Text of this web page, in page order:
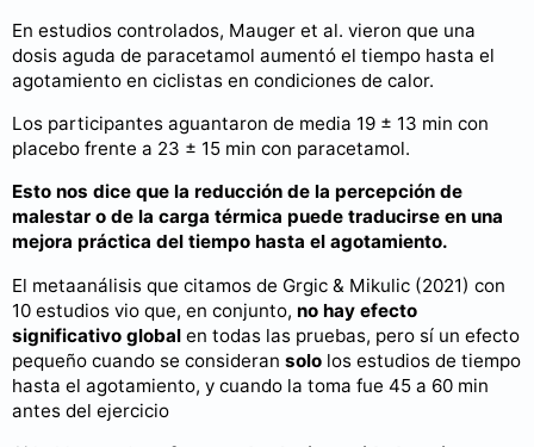
En estudios controlados, Mauger et al. vieron que una
dosis aguda de paracetamol aumentó el tiempo hasta el
agotamiento en ciclistas en condiciones de calor.
Los participantes aguantaron de media 19 ± 13 min con
placebo frente a 23 ± 15 min con paracetamol.
Esto nos dice que la reducción de la percepción de
malestar o de la carga térmica puede traducirse en una
mejora práctica del tiempo hasta el agotamiento.
El metaanálisis que citamos de Grgic & Mikulic (2021) con
10 estudios vio que, en conjunto, no hay efecto
significativo global en todas las pruebas, pero sí un efecto
pequeño cuando se consideran solo los estudios de tiempo
hasta el agotamiento, y cuando la toma fue 45 a 60 min
antes del ejercicio